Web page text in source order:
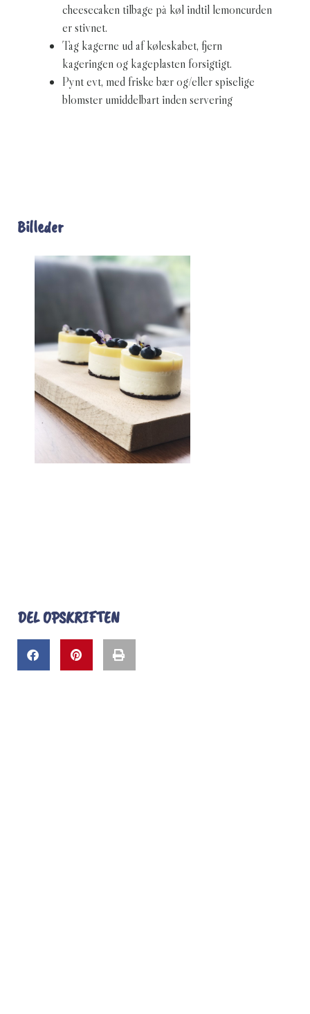
cheesecaken tilbage på køl indtil lemoncurden
er stivnet.
Tag kagerne ud af køleskabet, fjern
kageringen og kageplasten forsigtigt.
Pynt evt, med friske bær og/eller spiselige
blomster umiddelbart inden servering
Billeder
DEL OPSKRIFTEN